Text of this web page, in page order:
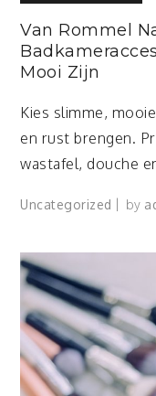
Van Rommel
Mooi Zijn
Kies slimme,
en rust brengen.
wastafel, douche
Uncategorized by